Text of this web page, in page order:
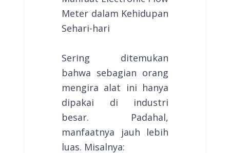
Meter dalam Kehidupan
Sehari-hari
Sering ditemukan
bahwa sebagian orang
mengira alat ini hanya
dipakai di industri
besar. Padahal,
manfaatnya jauh lebih
luas. Misalnya: